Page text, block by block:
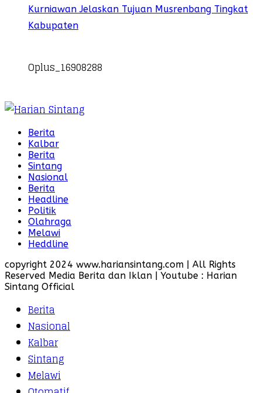
Kurniawan Jelaskan Tujuan Musrenbang Tingkat
Kabupaten
Oplus_16908288
Berita
Kalbar
Berita
Sintang
Nasional
Berita
Headline
Politik
Olahraga
Melawi
Heddline
copyright 2024 www.hariansintang.com | All Rights
Reserved Media Berita dan Iklan | Youtube : Harian
Sintang Official
Berita
Nasional
Kalbar
Sintang
Melawi